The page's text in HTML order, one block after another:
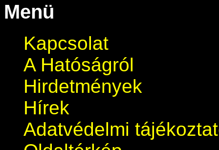
Menü
Kapcsolat
A Hatóságról
Hirdetmények
Hírek
Adatvédelmi